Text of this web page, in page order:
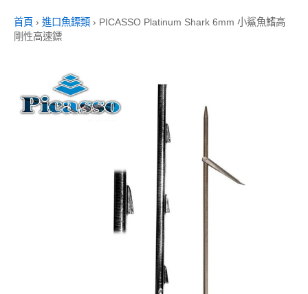
首頁 › 進口魚鏢類 › PICASSO Platinum Shark 6mm 小鯊魚鰭高
剛性高速鏢